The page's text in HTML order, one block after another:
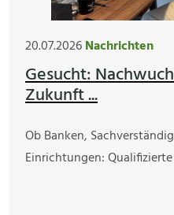
20.07.2026Nachrichten
Gesucht:
Zukunft ...
Ob Banken,
Einrichtungen: